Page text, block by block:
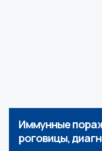
Иммунные
роговицы,